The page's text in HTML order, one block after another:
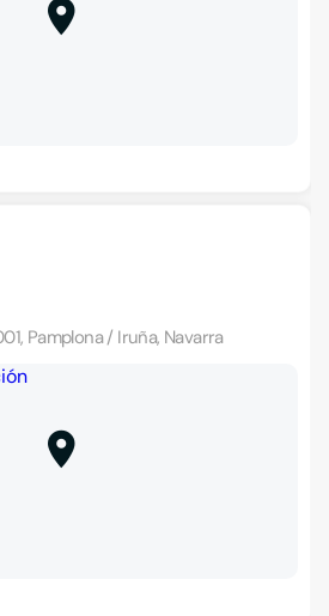
Pamplona / Iruña, Navarra